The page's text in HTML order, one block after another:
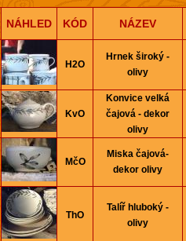
NÁHLED
KÓD NÁZEV
H2O
Hrnek široký -
olivy
KvO
Konvice velká
čajová - dekor
olivy
MčO
Miska čajová-
dekor olivy
ThO
Talíř hluboký -
olivy